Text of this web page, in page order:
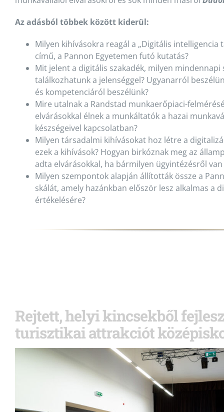
Az adásból többek között kiderül:
Milyen kihívásokra reagál a „Digitális intelligencia
című, a Pannon Egyetemen futó kutatás?
Mit jelent a digitális szakadék, milyen mindennapi
találkozhatunk a jelenséggel? Ugyanarról
és kompetenciáról beszélünk?
Mire utalnak a Randstad munkaerőpiaci-
elvárásokkal élnek a munkáltatók a hazai
készségeivel kapcsolatban?
Milyen társadalmi kihívásokat hoz létre a
ezek a kihívások? Hogyan birkóznak meg az
adta elvárásokkal, ha bármilyen ügyintézésről van
Milyen szempontok alapján állították össze a
skálát, amely hazánkban először lesz alkalmas a
értékelésére?
Rejtett, helyi kincsekből
turisztikai attrakciót